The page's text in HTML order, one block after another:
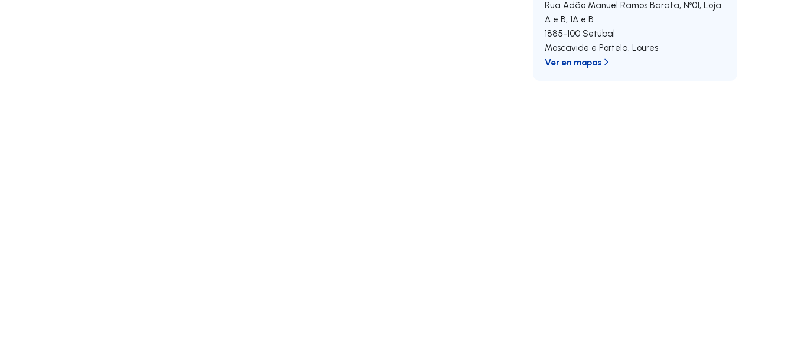
Rua Adão Manuel Ramos Barata, Nº01, Loja
A e B, 1A e B
1885-100 Setúbal
Moscavide e Portela,Loures
Ver en mapas